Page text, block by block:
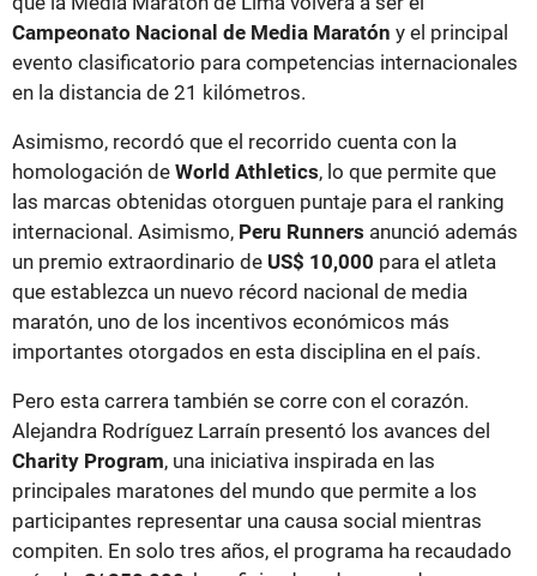
Campeonato Nacional de Media Maratón y el principal
evento clasificatorio para competencias internacionales
en la distancia de 21 kilómetros.
Asimismo, recordó que el recorrido cuenta con la
homologación de World Athletics, lo que permite que
las marcas obtenidas otorguen puntaje para el ranking
internacional. Asimismo, Peru Runners anunció además
un premio extraordinario de US$ 10,000 para el atleta
que establezca un nuevo récord nacional de media
maratón, uno de los incentivos económicos más
importantes otorgados en esta disciplina en el país.
Pero esta carrera también se corre con el corazón.
Alejandra Rodríguez Larraín presentó los avances del
Charity Program, una iniciativa inspirada en las
principales maratones del mundo que permite a los
participantes representar una causa social mientras
compiten. En solo tres años, el programa ha recaudado